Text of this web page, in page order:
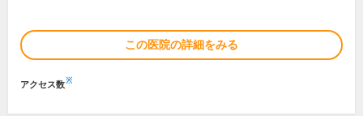
この医院の詳細をみる
アクセス数※